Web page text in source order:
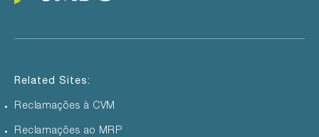
Related Sites:
Reclamações à CVM
Reclamações ao MRP